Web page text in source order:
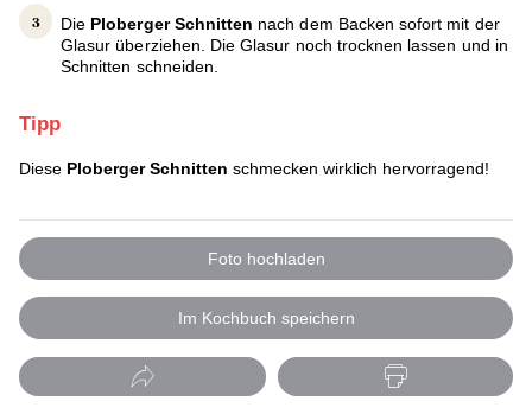
Die Ploberger Schnitten nach dem Backen sofort mit der
Glasur überziehen. Die Glasur noch trocknen lassen und in
Schnitten schneiden.
Tipp
Diese Ploberger Schnitten schmecken wirklich hervorragend!
Foto hochladen
Im Kochbuch speichern